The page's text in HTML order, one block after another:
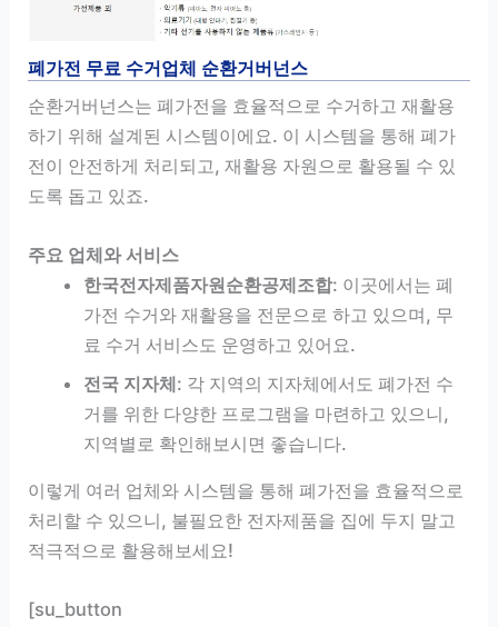
폐가전 무료 수거업체 순환거버넌스
순환거버넌스는 폐가전을 효율적으로 수거하고 재활용
하기 위해 설계된 시스템이에요. 이 시스템을 통해 폐가
전이 안전하게 처리되고, 재활용 자원으로 활용될 수 있
도록 돕고 있죠.
주요 업체와 서비스
한국전자제품자원순환공제조합: 이곳에서는 폐
가전 수거와 재활용을 전문으로 하고 있으며, 무
료 수거 서비스도 운영하고 있어요.
전국 지자체: 각 지역의 지자체에서도 폐가전 수
거를 위한 다양한 프로그램을 마련하고 있으니,
지역별로 확인해보시면 좋습니다.
이렇게 여러 업체와 시스템을 통해 폐가전을 효율적으로
처리할 수 있으니, 불필요한 전자제품을 집에 두지 말고
적극적으로 활용해보세요!
[su_button